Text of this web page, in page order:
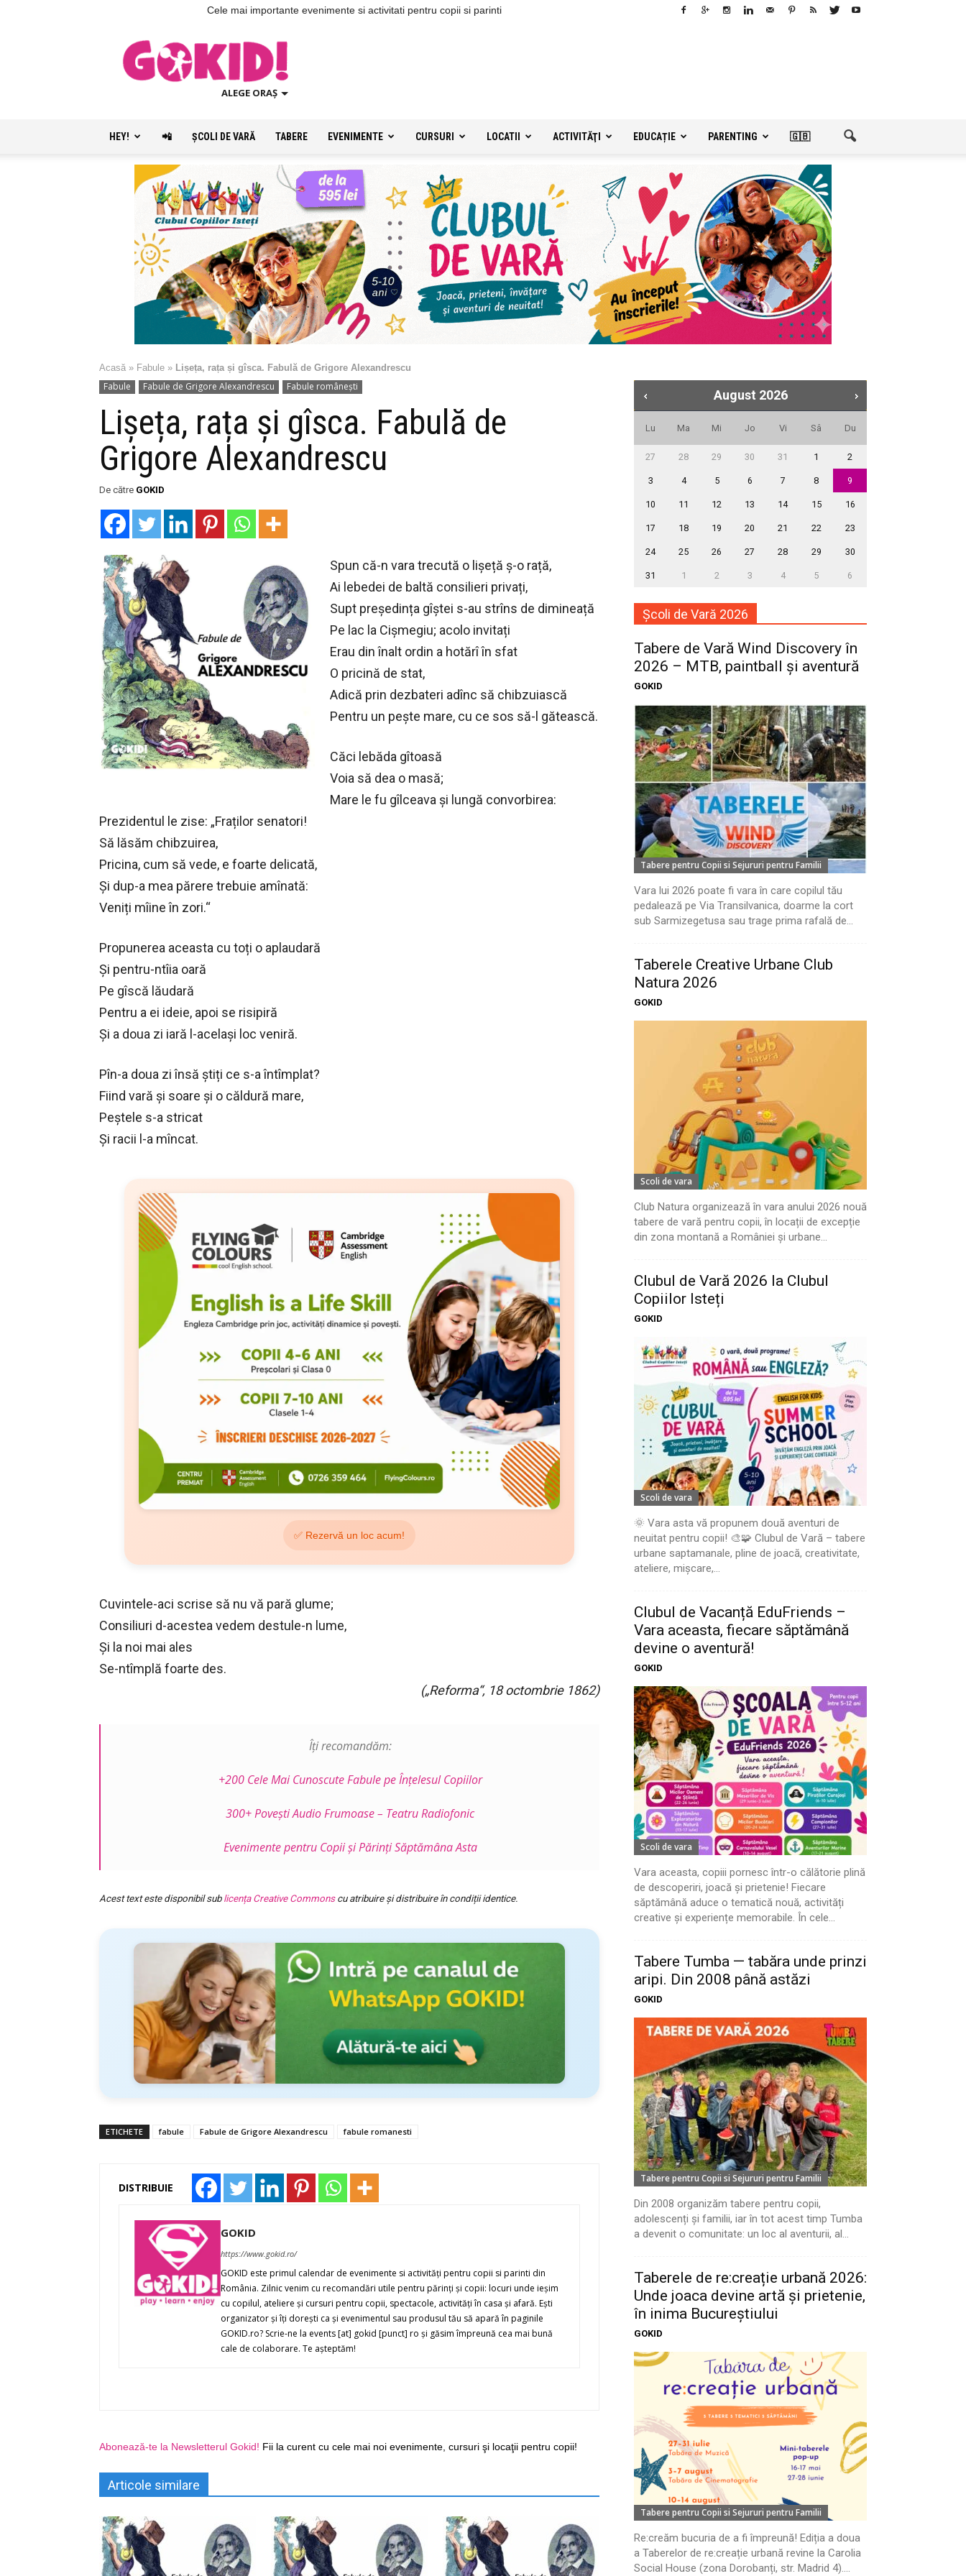
Cele mai importante evenimente si activitati pentru copii si parinti
ALEGE ORAȘ
HEY! 📲 ŞCOLI DE VARĂ TABERE EVENIMENTE CURSURI LOCATII ACTIVITĂŢI EDUCAȚIE PARENTING 🇬🇧
Acasă » Fabule » Lișeța, rața și gîsca. Fabulă de Grigore Alexandrescu
Fabule Fabule de Grigore Alexandrescu Fabule românești
Lișeța, rața și gîsca. Fabulă de
Grigore Alexandrescu
De către GOKID
Spun că-n vara trecută o lișeță ș-o rață,
Ai lebedei de baltă consilieri privați,
Supt președința gîștei s-au strîns de dimineață
Pe lac la Cișmegiu; acolo invitați
Erau din înalt ordin a hotărî în sfat
O pricină de stat,
Adică prin dezbateri adînc să chibzuiască
Pentru un pește mare, cu ce sos să-l gătească.
Căci lebăda gîtoasă
Voia să dea o masă;
Mare le fu gîlceava și lungă convorbirea:
Prezidentul le zise: „Fraților senatori!
Să lăsăm chibzuirea,
Pricina, cum să vede, e foarte delicată,
Și dup-a mea părere trebuie amînată:
Veniți mîine în zori.“
Propunerea aceasta cu toți o aplaudară
Și pentru-ntîia oară
Pe gîscă lăudară
Pentru a ei ideie, apoi se risipiră
Și a doua zi iară l-același loc veniră.
Pîn-a doua zi însă știți ce s-a întîmplat?
Fiind vară și soare și o căldură mare,
Peștele s-a stricat
Și racii l-a mîncat.
✅ Rezervă un loc acum!
Cuvintele-aci scrise să nu vă pară glume;
Consiliuri d-acestea vedem destule-n lume,
Și la noi mai ales
Se-ntîmplă foarte des.
(„Reforma“, 18 octombrie 1862)
Îți recomandăm:
+200 Cele Mai Cunoscute Fabule pe Înţelesul Copiilor
300+ Povești Audio Frumoase – Teatru Radiofonic
Evenimente pentru Copii și Părinți Săptămâna Asta
Acest text este disponibil sub licența Creative Commonscu atribuire și distribuire în condiții identice.
ETICHETE fabule Fabule de Grigore Alexandrescu fabule romanesti
DISTRIBUIE
GOKID
https://www.gokid.ro/
GOKID este primul calendar de evenimente si activităţi pentru copii si parinti din
România. Zilnic venim cu recomandări utile pentru părinţi şi copii: locuri unde ieşim
cu copilul, ateliere şi cursuri pentru copii, spectacole, activităţi în casa şi afară. Eşti
organizator şi îţi doreşti ca şi evenimentul sau produsul tău să apară în paginile
GOKID.ro? Scrie-ne la events [at] gokid [punct] ro şi găsim împreună cea mai bună
cale de colaborare. Te aşteptăm!
Abonează-te la Newsletterul Gokid! Fii la curent cu cele mai noi evenimente, cursuri şi locaţii pentru copii!
Articole similare
August 2026
Lu Ma Mi Jo Vi Sâ Du
27 28 29 30 31 1 2
3 4 5 6 7 8 9
10 11 12 13 14 15 16
17 18 19 20 21 22 23
24 25 26 27 28 29 30
31 1 2 3 4 5 6
Școli de Vară 2026
Tabere de Vară Wind Discovery în
2026 – MTB, paintball și aventură
GOKID
Tabere pentru Copii si Sejururi pentru Familii
Vara lui 2026 poate fi vara în care copilul tău
pedalează pe Via Transilvanica, doarme la cort
sub Sarmizegetusa sau trage prima rafală de...
Taberele Creative Urbane Club
Natura 2026
GOKID
Scoli de vara
Club Natura organizează în vara anului 2026 nouă
tabere de vară pentru copii, în locații de excepție
din zona montană a României și urbane...
Clubul de Vară 2026 la Clubul
Copiilor Isteți
GOKID
Scoli de vara
🌞 Vara asta vă propunem două aventuri de
neuitat pentru copii! 🎨🧩 Clubul de Vară – tabere
urbane saptamanale, pline de joacă, creativitate,
ateliere, mișcare,...
Clubul de Vacanță EduFriends –
Vara aceasta, fiecare săptămână
devine o aventură!
GOKID
Scoli de vara
Vara aceasta, copiii pornesc într-o călătorie plină
de descoperiri, joacă și prietenie! Fiecare
săptămână aduce o tematică nouă, activități
creative și experiențe memorabile. În cele...
Tabere Tumba — tabăra unde prinzi
aripi. Din 2008 până astăzi
GOKID
Tabere pentru Copii si Sejururi pentru Familii
Din 2008 organizăm tabere pentru copii,
adolescenți și familii, iar în tot acest timp Tumba
a devenit o comunitate: un loc al aventurii, al...
Taberele de re:creație urbană 2026:
Unde joaca devine artă și prietenie,
în inima Bucureștiului
GOKID
Tabere pentru Copii si Sejururi pentru Familii
Re:creăm bucuria de a fi împreună! Ediția a doua
a Taberelor de re:creație urbană revine la Carolia
Social House (zona Dorobanți, str. Madrid 4)....